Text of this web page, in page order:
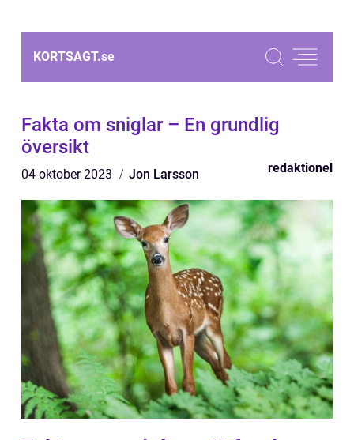
KORTSAGT.se
Fakta om sniglar – En grundlig
översikt
04 oktober 2023 Jon Larsson redaktionel